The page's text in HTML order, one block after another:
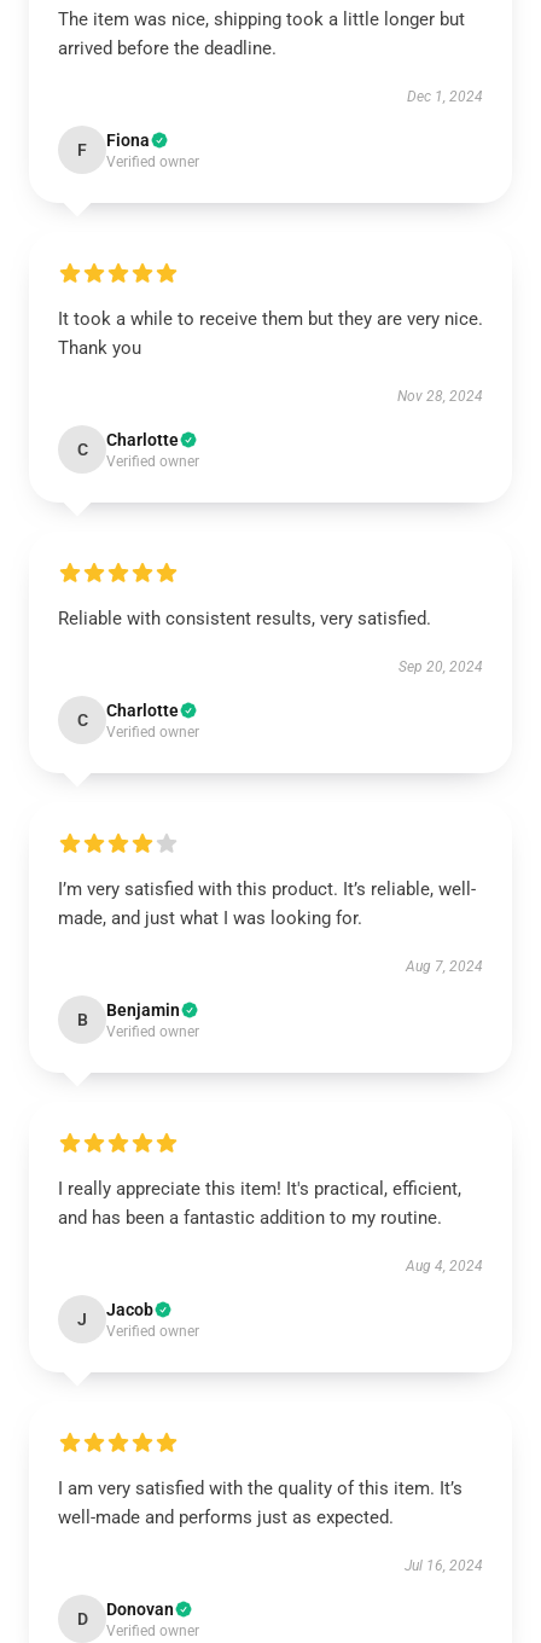
The item was nice, shipping took a little longer but
arrived before the deadline.
Dec 1, 2024
F Fiona
Verified owner
It took a while to receive them but they are very nice.
Thank you
Nov 28, 2024
C Charlotte
Verified owner
Reliable with consistent results, very satisfied.
Sep 20, 2024
C Charlotte
Verified owner
I’m very satisfied with this product. It’s reliable, well-
made, and just what I was looking for.
Aug 7, 2024
B Benjamin
Verified owner
I really appreciate this item! It's practical, efficient,
and has been a fantastic addition to my routine.
Aug 4, 2024
J Jacob
Verified owner
I am very satisfied with the quality of this item. It’s
well-made and performs just as expected.
Jul 16, 2024
D Donovan
Verified owner